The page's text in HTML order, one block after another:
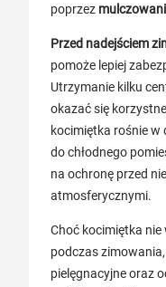
poprzez
Przed nadejściem
pomoże lepiej
Utrzymanie kilku
okazać się
kocimiętka rośnie w
do chłodnego
na ochronę przed
atmosferycznymi.
Choć kocimiętka
podczas
pielęgnacyjne oraz